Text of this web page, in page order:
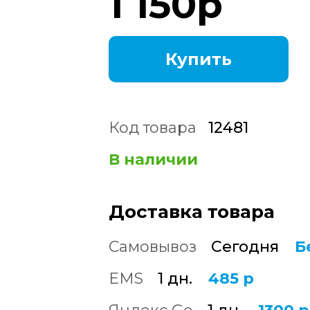
Купить
Код товара
12481
В наличии
Доставка товара
Самовывоз Сегодня
EMS
1 дн.
485 р